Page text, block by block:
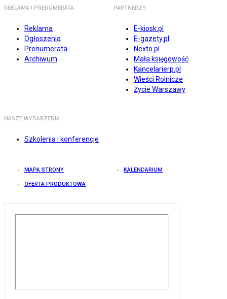
REKLAMA I PRENUMERATA
Reklama
Ogłoszenia
Prenumerata
Archiwum
PARTNERZY
E-kiosk.pl
E-gazety.pl
Nexto.pl
Mała księgowość
Kancelarierp.pl
Wieści Rolnicze
Życie Warszawy
NASZE WYDARZENIA
Szkolenia i konferencje
MAPA STRONY KALENDARIUM
OFERTA PRODUKTOWA